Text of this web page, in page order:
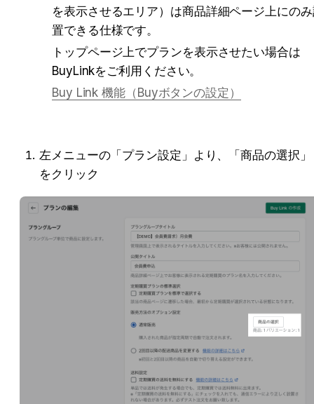
を表示させるエリア）は商品詳細ページ上にの
置できる仕様です。
トップページ上でプランを表示させたい場合は
BuyLinkをご利用ください。
Buy Link 機能（Buyボタンの設定）
左メニューの「プラン設定」より、「商品の選択」
をクリック